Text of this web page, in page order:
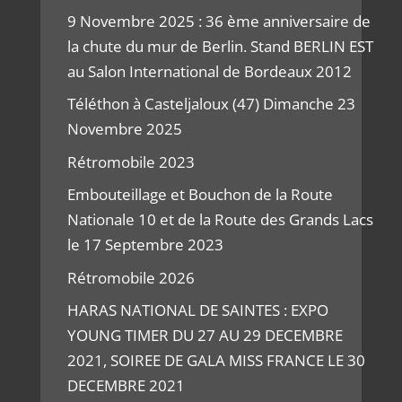
9 Novembre 2025 : 36 ème anniversaire de
la chute du mur de Berlin. Stand BERLIN EST
au Salon International de Bordeaux 2012
Téléthon à Casteljaloux (47) Dimanche 23
Novembre 2025
Rétromobile 2023
Embouteillage et Bouchon de la Route
Nationale 10 et de la Route des Grands Lacs
le 17 Septembre 2023
Rétromobile 2026
HARAS NATIONAL DE SAINTES : EXPO
YOUNG TIMER DU 27 AU 29 DECEMBRE
2021, SOIREE DE GALA MISS FRANCE LE 30
DECEMBRE 2021